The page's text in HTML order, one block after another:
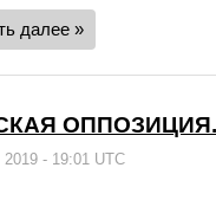
далее »
ОППОЗИЦИЯ.
2019 - 19:01 UTC